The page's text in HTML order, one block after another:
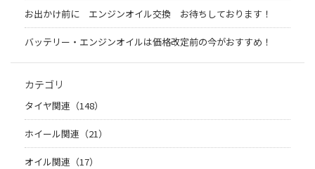
お出かけ前に エンジンオイル交換 お待ちしております！
バッテリー・エンジンオイルは価格改定前の今がおすすめ！
カテゴリ
タイヤ関連（148）
ホイール関連（21）
オイル関連（17）